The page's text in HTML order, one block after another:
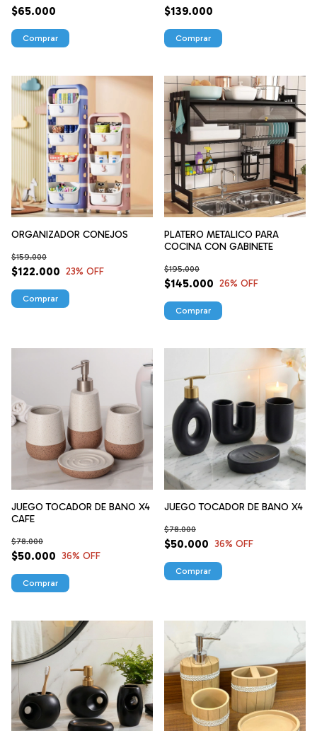
$65.000 $139.000
ORGANIZADOR CONEJOS
$122.000
$159.000
23% OFF
Comprar
PLATERO METALICO PARA
COCINA CON GABINETE
$145.000
$195.000
26% OFF
Comprar
JUEGO TOCADOR DE BANO X4
CAFE
$50.000
$78.000
36% OFF
JUEGO TOCADOR DE BANO X4
$50.000
$78.000
36% OFF
Comprar